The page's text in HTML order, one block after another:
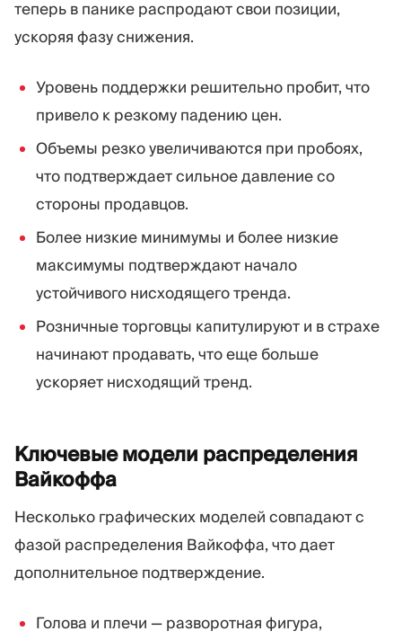
теперь в панике распродают свои позиции,
ускоряя фазу снижения.
Уровень поддержки решительно пробит, что
привело к резкому падению цен.
Объемы резко увеличиваются при пробоях,
что подтверждает сильное давление со
стороны продавцов.
Более низкие минимумы и более низкие
максимумы подтверждают начало
устойчивого нисходящего тренда.
Розничные торговцы капитулируют и в страхе
начинают продавать, что еще больше
ускоряет нисходящий тренд.
Ключевые модели распределения
Вайкоффа
Несколько графических моделей совпадают с
фазой распределения Вайкоффа, что дает
дополнительное подтверждение.
Голова и плечи — разворотная фигура,